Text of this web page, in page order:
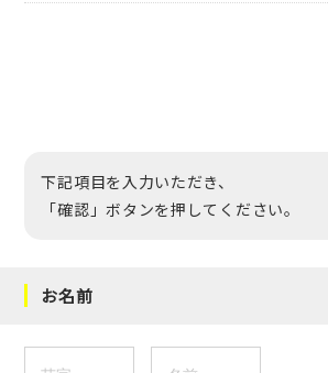
下記項目を入力いただき、
「確認」ボタンを押してください。
お名前